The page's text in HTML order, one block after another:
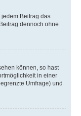
Beitrag das
dennoch ohne
können, so hast
in einer
Umfrage) und